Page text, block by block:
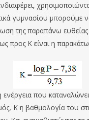
γυμνασίου μπορούμε
της παραπάνω
προς Κ είναι η
ενέργεια που
Κ η βαθμολογία του